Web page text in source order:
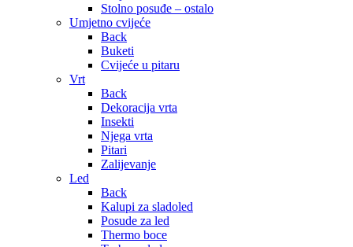
Stolno posuđe – ostalo
Umjetno cvijeće
Back
Buketi
Cvijeće u pitaru
Vrt
Back
Dekoracija vrta
Insekti
Njega vrta
Pitari
Zalijevanje
Led
Back
Kalupi za sladoled
Posude za led
Thermo boce